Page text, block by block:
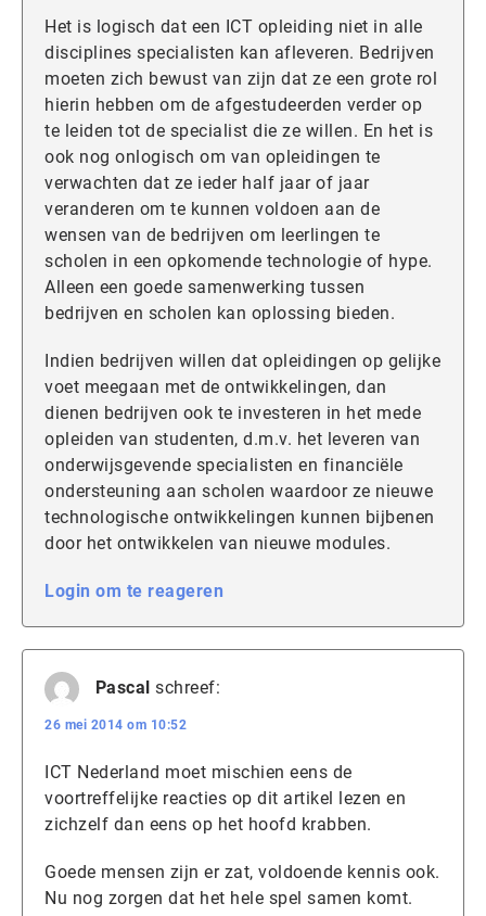
Het is logisch dat een ICT opleiding niet in alle
disciplines specialisten kan afleveren. Bedrijven
moeten zich bewust van zijn dat ze een grote rol
hierin hebben om de afgestudeerden verder op
te leiden tot de specialist die ze willen. En het is
ook nog onlogisch om van opleidingen te
verwachten dat ze ieder half jaar of jaar
veranderen om te kunnen voldoen aan de
wensen van de bedrijven om leerlingen te
scholen in een opkomende technologie of hype.
Alleen een goede samenwerking tussen
bedrijven en scholen kan oplossing bieden.
Indien bedrijven willen dat opleidingen op gelijke
voet meegaan met de ontwikkelingen, dan
dienen bedrijven ook te investeren in het mede
opleiden van studenten, d.m.v. het leveren van
onderwijsgevende specialisten en financiële
ondersteuning aan scholen waardoor ze nieuwe
technologische ontwikkelingen kunnen bijbenen
door het ontwikkelen van nieuwe modules.
Login om te reageren
Pascal schreef:
26 mei 2014 om 10:52
ICT Nederland moet mischien eens de
voortreffelijke reacties op dit artikel lezen en
zichzelf dan eens op het hoofd krabben.
Goede mensen zijn er zat, voldoende kennis ook.
Nu nog zorgen dat het hele spel samen komt.